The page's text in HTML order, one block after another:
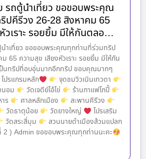
รถตู้นำเที่ยว ขอขอบพระคุณ
ปคีรีวง 26-28 สิงหาคม 65
วเราะ รอยยิ้ม มีให้กันตลอ…
ำเที่ยว ขอขอบพระคุณทุกท่านที่ร่วมทริป
65 ความสุข เสียงหัวเราะ รอยยิ้ม มีให้กัน
ป็นทริปที่อบอุ่นมากอีกทริป ขอบคุณมากๆ
โปรแกรมหลัก
จุดชมวิวเนินเทวดา
นอม
วัดเจดีย์ไอ้ไข่
ร้านกาแฟโกปี๊
ร
ศาลหลักเมือง
สะพานคีรีวง
วัดธาตุน้อย วัดยางใหญ่
โปรเสริม
วัดสระสี่มุม
สวนนายดำเมืองส้วมแปลก
2 ) Admin ขอขอบพระคุณทุกท่านนะคะ